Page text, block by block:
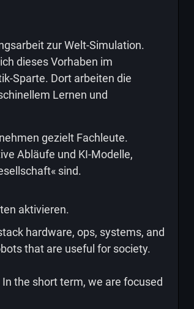
zur Welt-Simulation.
dieses Vorhaben im
Sparte. Dort arbeiten die
Lernen und
gezielt Fachleute.
Abläufe und KI-Modelle,
sind.
aktivieren.
hardware, ops, systems, and
that are useful for society.
the short term, we are focused